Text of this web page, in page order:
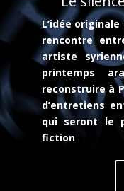
L’idée
rencontre
artiste
printemps
reconstruire à
d’entretiens
qui seront le
fiction